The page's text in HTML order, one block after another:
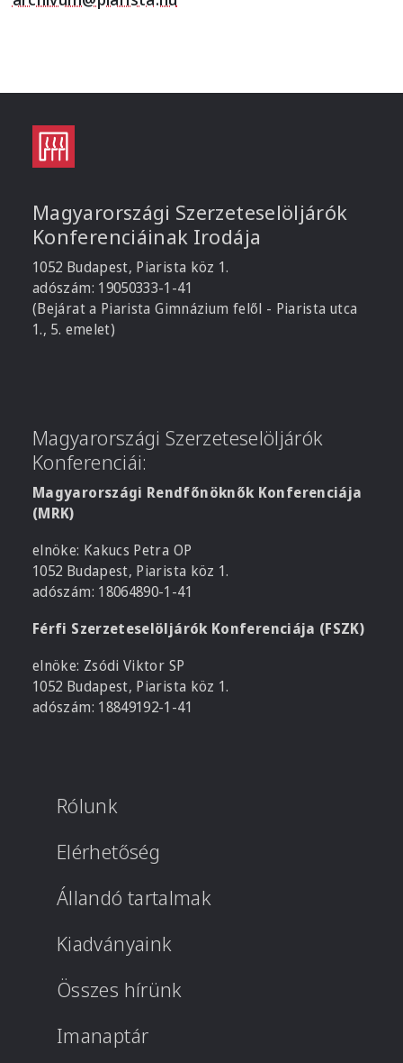
Magyarországi Szerzeteselöljárók
Konferenciáinak Irodája
1052 Budapest, Piarista köz 1.
adószám: 19050333-1-41
(Bejárat a Piarista Gimnázium felől - Piarista utca
1., 5. emelet)
Magyarországi Szerzeteselöljárók
Konferenciái:
Magyarországi Rendfőnöknők Konferenciája
(MRK)
elnöke: Kakucs Petra OP
1052 Budapest, Piarista köz 1.
adószám: 18064890-1-41
Férfi Szerzeteselöljárók Konferenciája (FSZK)
elnöke: Zsódi Viktor SP
1052 Budapest, Piarista köz 1.
adószám: 18849192-1-41
Rólunk
Elérhetőség
Állandó tartalmak
Kiadványaink
Összes hírünk
Imanaptár